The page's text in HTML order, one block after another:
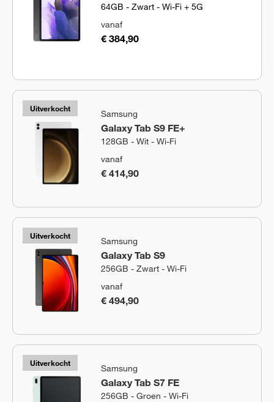
64GB - Zwart - Wi-Fi + 5G
vanaf
€ 384,90
Uitverkocht Samsung
Galaxy Tab S9 FE+
128GB - Wit - Wi-Fi
vanaf
€ 414,90
Uitverkocht Samsung
Galaxy Tab S9
256GB - Zwart - Wi-Fi
vanaf
€ 494,90
Uitverkocht Samsung
Galaxy Tab S7 FE
256GB - Groen - Wi-Fi